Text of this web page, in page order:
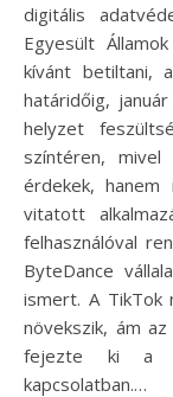
digitális
Egyesült
kívánt betiltani,
határidőig,
helyzet
színtéren,
érdekek, hanem
vitatott
felhasználóval
ByteDance
ismert. A TikTok
növekszik, ám
fejezte ki a
kapcsolatban.…